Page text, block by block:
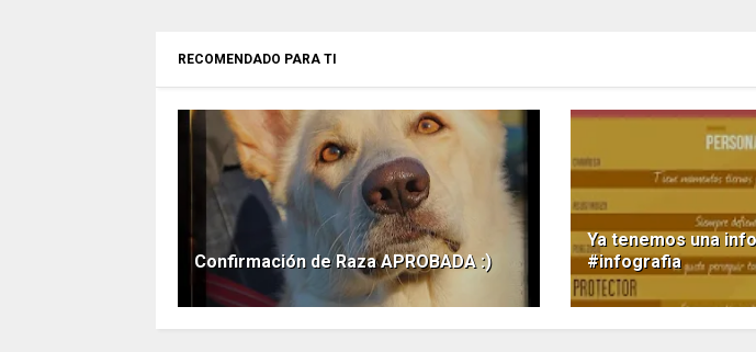
RECOMENDADO PARA TI
Confirmación de Raza APROBADA :)
Ya tenemos una
#infografia